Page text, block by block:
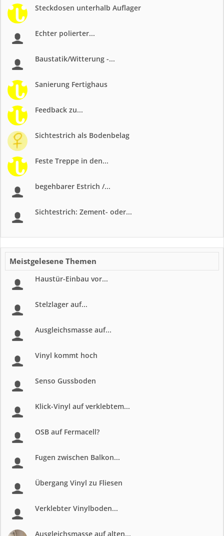
Steckdosen unterhalb Auflager
Echter polierter...
Baustatik/Witterung -...
Sanierung Fertighaus
Feedback zu...
Sichtestrich als Bodenbelag
Feste Treppe in den...
begehbarer Estrich /...
Sichtestrich: Zement- oder...
Meistgelesene Themen
Haustür-Einbau vor...
Stelzlager auf...
Ausgleichsmasse auf...
Vinyl kommt hoch
Senso Gussboden
Klick-Vinyl auf verklebtem...
OSB auf Fermacell?
Fugen zwischen Balkon...
Übergang Vinyl zu Fliesen
Verklebter Vinylboden...
Ausgleichsmasse auf alten...